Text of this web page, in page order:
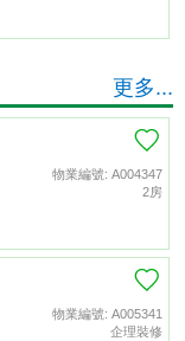
更多...
物業編號: A004347
2房
物業編號: A005341
企理裝修